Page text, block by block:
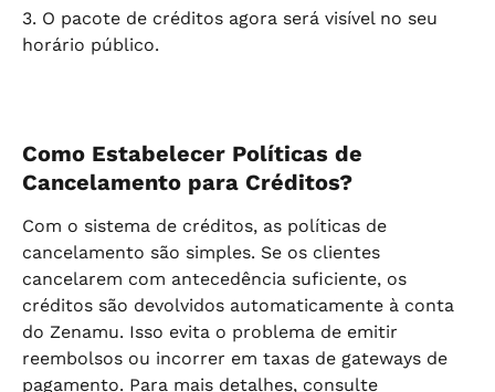
3. O pacote de créditos agora será visível no seu
horário público.
Como Estabelecer Políticas de
Cancelamento para Créditos?
Com o sistema de créditos, as políticas de
cancelamento são simples. Se os clientes
cancelarem com antecedência suficiente, os
créditos são devolvidos automaticamente à conta
do Zenamu. Isso evita o problema de emitir
reembolsos ou incorrer em taxas de gateways de
pagamento. Para mais detalhes, consulte